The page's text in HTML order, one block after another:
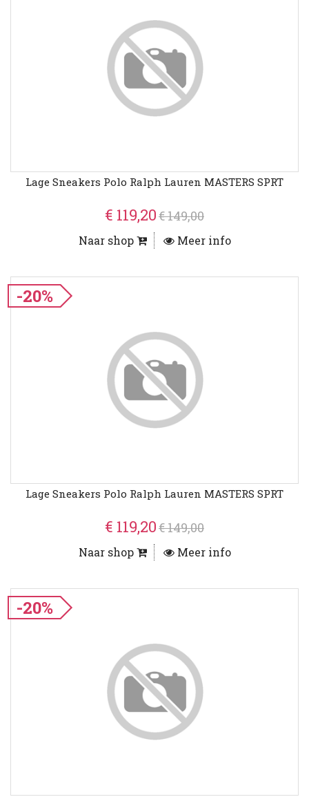
Lage Sneakers Polo Ralph Lauren MASTERS SPRT
€ 119,20€ 149,00
Naar shop Meer info
-20%
Lage Sneakers Polo Ralph Lauren MASTERS SPRT
€ 119,20€ 149,00
Naar shop Meer info
-20%